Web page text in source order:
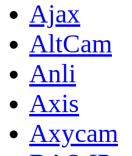
Ajax
AltCam
Anli
Axis
Axycam